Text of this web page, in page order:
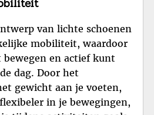
van lichte schoenen
mobiliteit, waardoor
en actief kunt
dag. Door het
gewicht aan je voeten,
in je bewegingen,